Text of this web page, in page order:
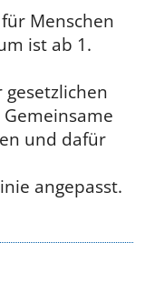
Menschen
ist ab 1.
und dafür
angepasst.